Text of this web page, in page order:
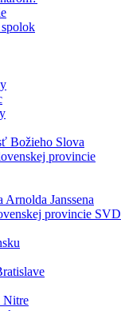
Božieho Slova
provincie
Arnolda Janssena
provincie SVD
Nitre